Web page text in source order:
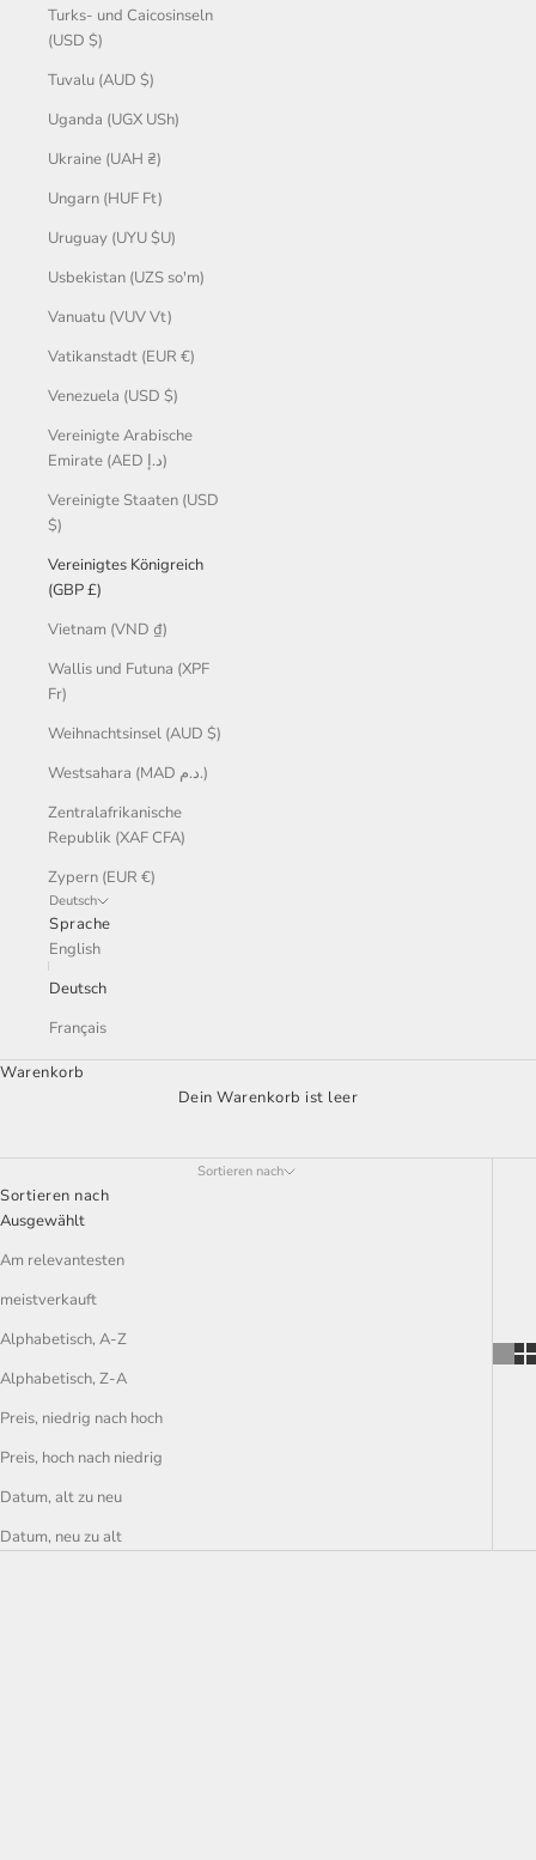
Turks- und Caicosinseln
(USD $)
Tuvalu (AUD $)
Uganda (UGX USh)
Ukraine (UAH ₴)
Ungarn (HUF Ft)
Uruguay (UYU $U)
Usbekistan (UZS so'm)
Vanuatu (VUV Vt)
Vatikanstadt (EUR €)
Venezuela (USD $)
Vereinigte Arabische
Emirate (AED د.إ)
Vereinigte Staaten (USD
$)
Vereinigtes Königreich
(GBP £)
Vietnam (VND ₫)
Wallis und Futuna (XPF
Fr)
Weihnachtsinsel (AUD $)
Westsahara (MAD د.م.)
Zentralafrikanische
Republik (XAF CFA)
Zypern (EUR €)
Deutsch
Sprache
English
Deutsch
Français
Warenkorb
Dein Warenkorb ist leer
718 GT4 / SPYDER / GTS 4.0 BRAKES
Sortieren nach
Sortieren nach
Ausgewählt
Am relevantesten
meistverkauft
Alphabetisch, A-Z
Alphabetisch, Z-A
Preis, niedrig nach hoch
Preis, hoch nach niedrig
Datum, alt zu neu
Datum, neu zu alt